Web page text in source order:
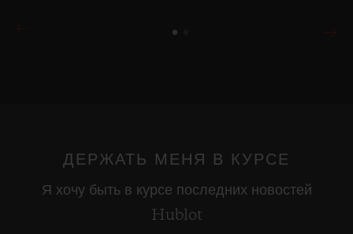
ДЕРЖАТЬ МЕНЯ В КУРСЕ
Я хочу быть в курсе последних новостей
Hublot